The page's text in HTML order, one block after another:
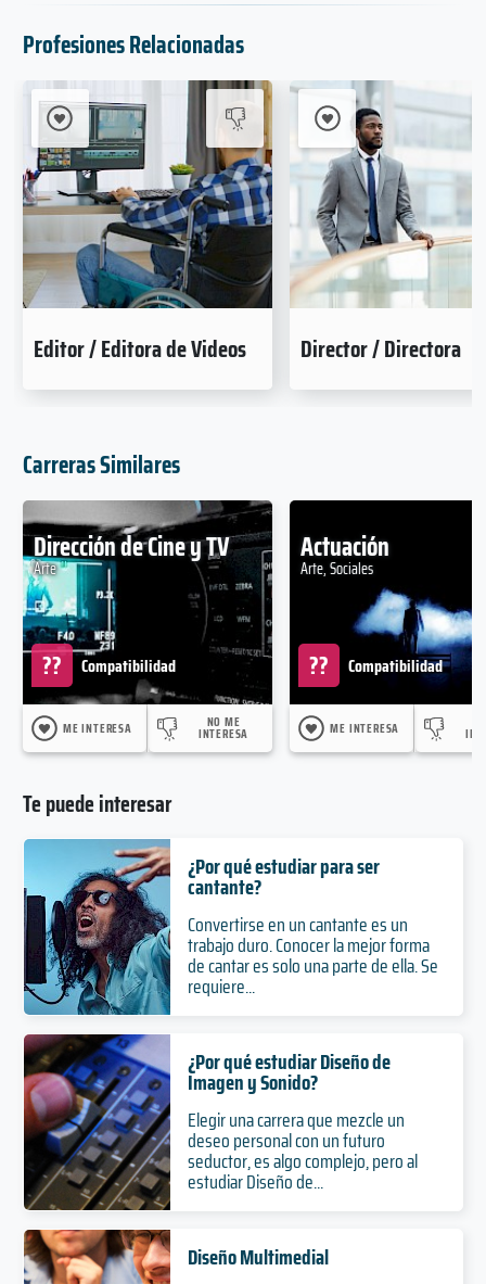
Profesiones Relacionadas
Editor / Editora de Videos Director / Directora
Carreras Similares
Dirección de Cine y TV
Arte
Compatibilidad
??
ME INTERESA NO ME
INTERESA
Actuación
Arte, Sociales
Compatibilidad
??
ME INTERESA
Te puede interesar
¿Por qué estudiar para ser
cantante?
Convertirse en un cantante es un
trabajo duro. Conocer la mejor forma
de cantar es solo una parte de ella. Se
requiere...
¿Por qué estudiar Diseño de
Imagen y Sonido?
Elegir una carrera que mezcle un
deseo personal con un futuro
seductor, es algo complejo, pero al
estudiar Diseño de...
Diseño Multimedial